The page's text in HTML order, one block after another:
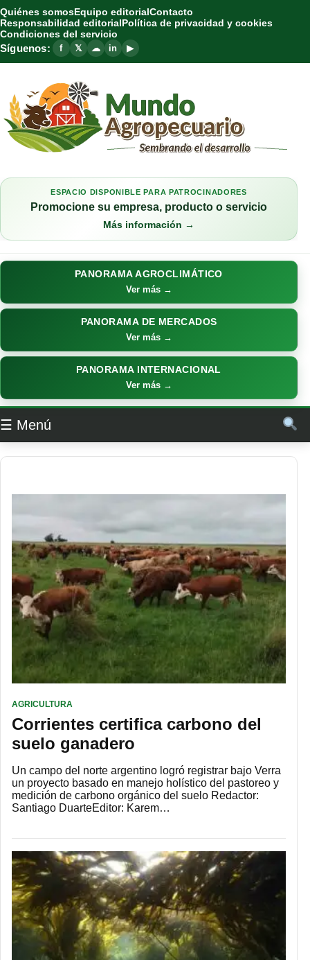
Quiénes somosEquipo editorialContacto
Responsabilidad editorialPolítica de privacidad y cookies
Condiciones del servicio
Síguenos: f 𝕏 ☁ in ▶
ESPACIO DISPONIBLE PARA PATROCINADORES
Promocione su empresa, producto o servicio
Más información →
PANORAMA AGROCLIMÁTICO
Ver más →
PANORAMA DE MERCADOS
Ver más →
PANORAMA INTERNACIONAL
Ver más →
☰ Menú
AGRICULTURA
Corrientes certifica carbono del
suelo ganadero
Un campo del norte argentino logró registrar bajo Verra
un proyecto basado en manejo holístico del pastoreo y
medición de carbono orgánico del suelo Redactor:
Santiago DuarteEditor: Karem…